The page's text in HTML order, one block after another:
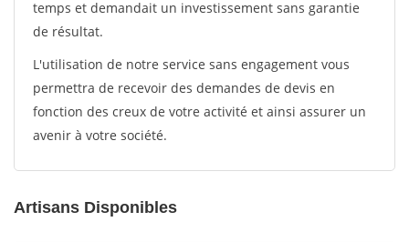
temps et demandait un investissement sans garantie
de résultat.
L'utilisation de notre service sans engagement vous
permettra de recevoir des demandes de devis en
fonction des creux de votre activité et ainsi assurer un
avenir à votre société.
Artisans Disponibles